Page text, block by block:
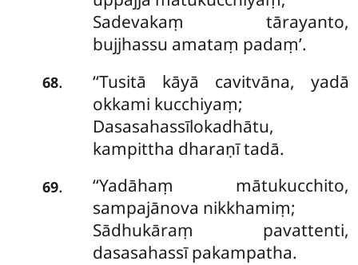
Sadevakaṃ tārayanto,
bujjhassu amataṃ padaṃ’.
68. ‘‘Tusitā kāyā cavitvāna, yadā
okkami kucchiyaṃ;
Dasasahassīlokadhātu,
kampittha dharaṇī tadā.
69.
‘‘Yadāhaṃ mātukucchito,
sampajānova nikkhamiṃ;
Sādhukāraṃ pavattenti,
dasasahassī pakampatha.